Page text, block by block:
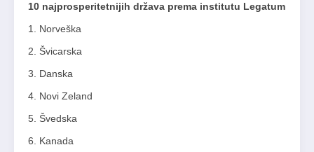
10 najprosperitetnijih država prema institutu Legatum
1. Norveška
2. Švicarska
3. Danska
4. Novi Zeland
5. Švedska
6. Kanada